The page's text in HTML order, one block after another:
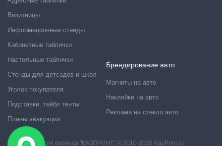
Визитницы
Информационные стенды
Кабинетные таблички
Настольные таблички
Стенды для детсадов и школ
Уголок покупателя
Подставки, тейбл тенты
Планы эвакуации
Брендирование авто
Магниты на авто
Наклейки на авто
Реклама на стекло авто
Типография для бизнеса "КАЗПРИНТ" © 2010-2026 KazPrint.ru